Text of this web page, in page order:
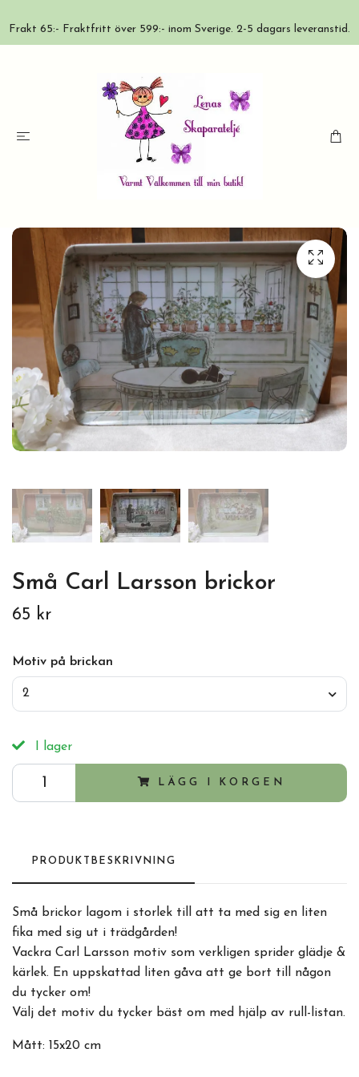
Frakt 65:- Fraktfritt över 599:- inom Sverige. 2-5 dagars leveranstid.
Små Carl Larsson brickor
65 kr
Motiv på brickan
2
I lager
LÄGG I KORGEN
PRODUKTBESKRIVNING
Små brickor lagom i storlek till att ta med sig en liten
fika med sig ut i trädgården!
Vackra Carl Larsson motiv som verkligen sprider glädje &
kärlek. En uppskattad liten gåva att ge bort till någon
du tycker om!
Välj det motiv du tycker bäst om med hjälp av rull-listan.
Mått: 15x20 cm